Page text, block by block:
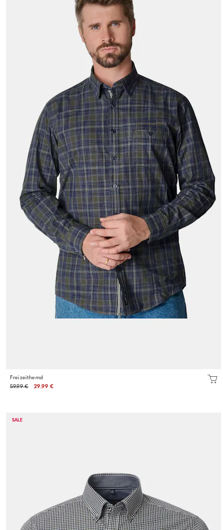
Freizeithemd
59.99 €
29.99 €
SALE